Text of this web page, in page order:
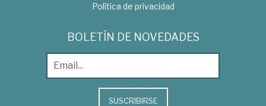
Política de privacidad
BOLETÍN DE NOVEDADES
SUSCRIBIRSE